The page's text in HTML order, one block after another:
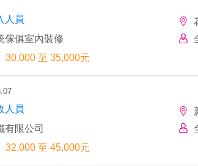
人員
傢俱室內裝修
至 35,000元
人員
有限公司
至 45,000元